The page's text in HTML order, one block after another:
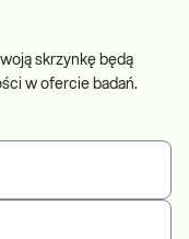
skrzynkę będą
w ofercie badań.